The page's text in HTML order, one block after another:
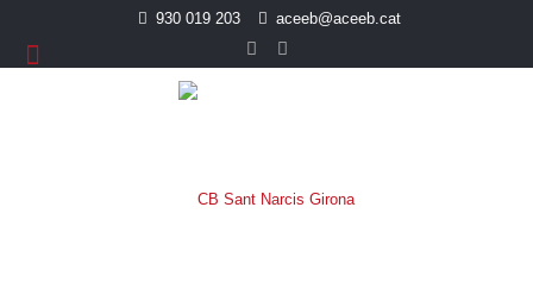
930 019 203 aceeb@aceeb.cat